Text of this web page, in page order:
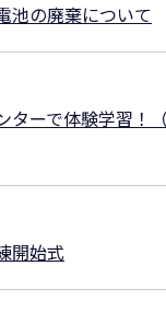
池の廃棄について
ターで体験学習！
開始式